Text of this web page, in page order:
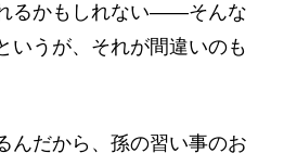
るかもしれない――そんな
いうが、それが間違いのも
んだから、孫の習い事のお